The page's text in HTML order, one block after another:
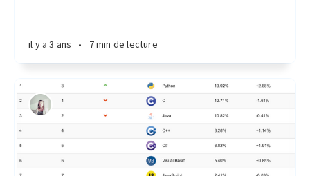
il y a 3 ans • 7 min de lecture